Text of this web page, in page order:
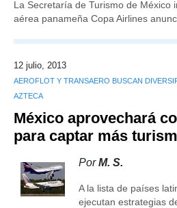
La Secretaría de Turismo de México
aérea panameña Copa Airlines
12 julio, 2013
AEROFLOT Y TRANSAERO BUSCAN
AZTECA
México aprovechará
para captar más
PorM. S.
A la lista de países
ejecutan estrategias